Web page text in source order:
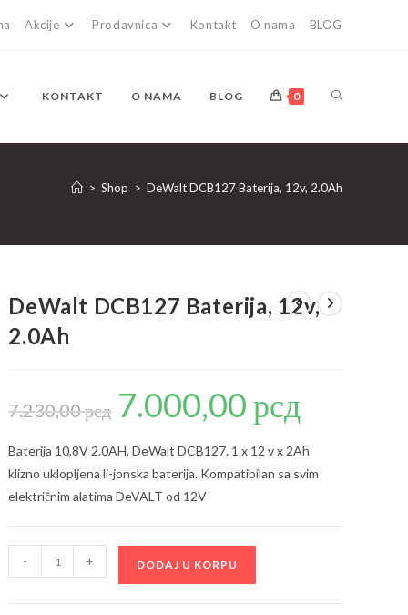
Akcije Prodavnica Kontakt O nama BLOG
KONTAKT O NAMA BLOG 0 TOGGLE
WEBSITE
> Shop > DeWalt DCB127 Baterija, 12v, 2.0Ah
DeWalt DCB127 Baterija, 12v,
2.0Ah
7.230,00рсд
Originalna
cena
je
7.230,00 рсд.
7.000,00рсдje:
Baterija 10,8V 2.0AH, DeWalt DCB127. 1 x 12 v x 2Ah
klizno uklopljena li-jonska baterija. Kompatibilan sa svim
električnim alatima DeVALT od 12V
DCB127
- + DODAJ U KORPU